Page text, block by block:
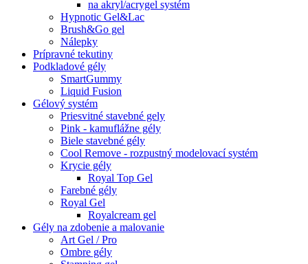
na akryl/acrygel systém
Hypnotic Gel&Lac
Brush&Go gel
Nálepky
Prípravné tekutiny
Podkladové gély
SmartGummy
Liquid Fusion
Gélový systém
Priesvitné stavebné gely
Pink - kamuflážne gély
Biele stavebné gély
Cool Remove - rozpustný modelovací systém
Krycie gély
Royal Top Gel
Farebné gély
Royal Gel
Royalcream gel
Gély na zdobenie a malovanie
Art Gel / Pro
Ombre gély